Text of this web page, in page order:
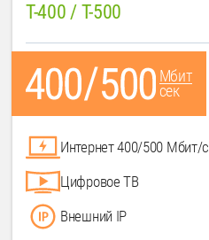
T-400 / T-500
Мбит
сек
Интернет 400/500 Мбит/с
Цифровое ТВ
Внешний IP